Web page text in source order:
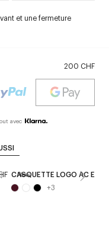
200 CHF
avec
et une fermeture
New
CASQUETTE LOGO AC EN
+3